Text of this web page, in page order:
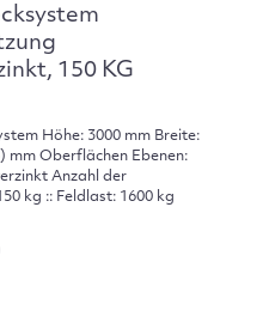
150 KG
Höhe: 3000 mm Breite:
mm Oberflächen Ebenen:
Anzahl der
kg :: Feldlast: 1600 kg